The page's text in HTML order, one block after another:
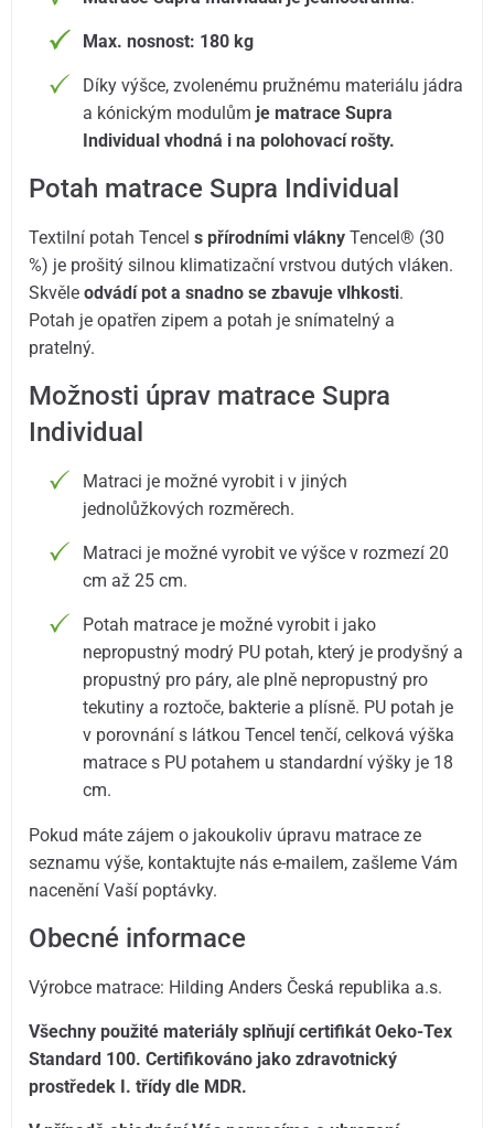
Max. nosnost: 180 kg
Díky výšce, zvolenému pružnému materiálu jádra
a kónickým modulům je matrace Supra
Individual vhodná i na polohovací rošty.
Potah matrace Supra Individual
Textilní potah Tencels přírodními vlákny Tencel® (30
%) je prošitý silnou klimatizační vrstvou dutých vláken.
Skvěleodvádí pot a snadno se zbavuje vlhkosti.
Potah je opatřen zipem a potah je snímatelný a
pratelný.
Možnosti úprav matrace Supra
Individual
Matraci je možné vyrobit i v jiných
jednolůžkových rozměrech.
Matraci je možné vyrobit ve výšce v rozmezí 20
cm až 25 cm.
Potah matrace je možné vyrobit i jako
nepropustný modrý PU potah, který je prodyšný a
propustný pro páry, ale plně nepropustný pro
tekutiny a roztoče, bakterie a plísně. PU potah je
v porovnání s látkou Tencel tenčí, celková výška
matrace s PU potahem u standardní výšky je 18
cm.
Pokud máte zájem o jakoukoliv úpravu matrace ze
seznamu výše, kontaktujte nás e-mailem, zašleme Vám
nacenění Vaší poptávky.
Obecné informace
Výrobce matrace: Hilding Anders Česká republika a.s.
Všechny použité materiály splňují certifikát Oeko-Tex
Standard 100. Certifikováno jako zdravotnický
prostředek I. třídy dle MDR.